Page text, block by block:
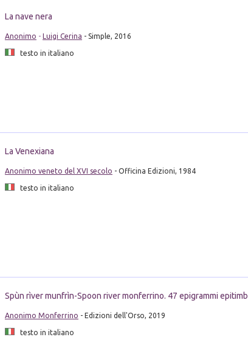
La nave nera
Anonimo - Luigi Cerina - Simple, 2016
testo in italiano
La Venexiana
Anonimo veneto del XVI secolo - Officina Edizioni, 1984
testo in italiano
Spùn rìver munfrìn-Spoon river monferrino. 47 epigrammi
Anonimo Monferrino - Edizioni dell'Orso, 2019
testo in italiano